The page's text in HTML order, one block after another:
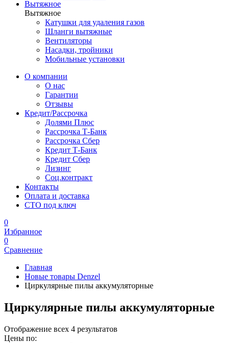
Вытяжное
Вытяжное
Катушки для удаления газов
Шланги вытяжные
Вентиляторы
Насадки, тройники
Мобильные установки
О компании
О нас
Гарантии
Отзывы
Кредит/Рассрочка
Долями Плюс
Рассрочка Т-Банк
Рассрочка Сбер
Кредит Т-Банк
Кредит Сбер
Лизинг
Соц.контракт
Контакты
Оплата и доставка
СТО под ключ
0
Избранное
0
Сравнение
Главная
Новые товары Denzel
Циркулярные пилы аккумуляторные
Циркулярные пилы аккумуляторные
Отображение всех 4 результатов
Цены по: